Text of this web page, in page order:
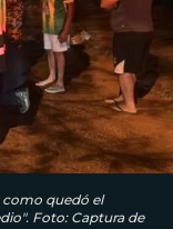
como quedó el
Foto: Captura de